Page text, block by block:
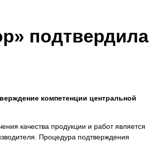
подтвердила
компетенции центральной
качества продукции и работ является
Процедура подтверждения